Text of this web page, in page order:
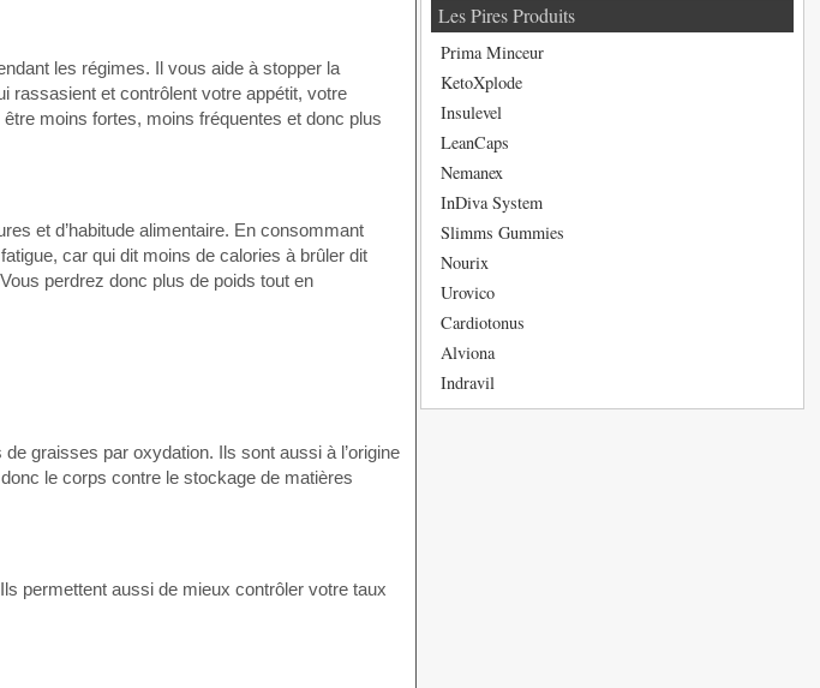
les régimes. Il vous aide à stopper la
rassasient et contrôlent votre appétit, votre
moins fortes, moins fréquentes et donc plus
et d’habitude alimentaire. En consommant
car qui dit moins de calories à brûler dit
perdrez donc plus de poids tout en
graisses par oxydation. Ils sont aussi à l’origine
le corps contre le stockage de matières
permettent aussi de mieux contrôler votre taux
Les Pires Produits
Prima Minceur
KetoXplode
Insulevel
LeanCaps
Nemanex
InDiva System
Slimms Gummies
Nourix
Urovico
Cardiotonus
Alviona
Indravil